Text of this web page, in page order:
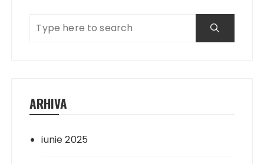
ARHIVA
iunie 2025